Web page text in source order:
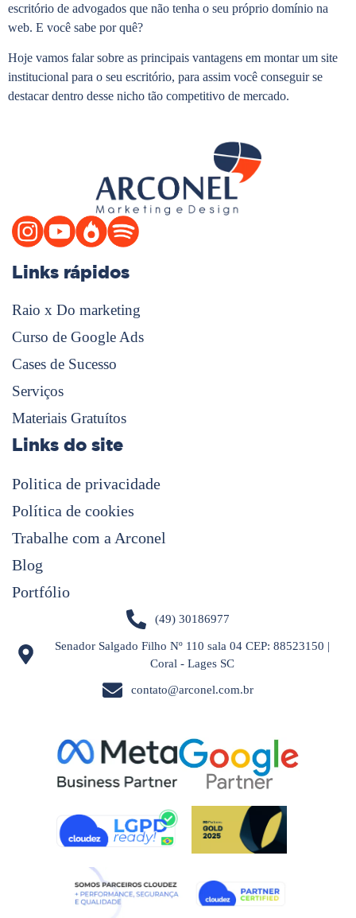
escritório de advogados que não tenha o seu próprio domínio na
web. E você sabe por quê?
Hoje vamos falar sobre as principais vantagens em montar um site
institucional para o seu escritório, para assim você conseguir se
destacar dentro desse nicho tão competitivo de mercado.
Links rápidos
Raio x Do marketing
Curso de Google Ads
Cases de Sucesso
Serviços
Materiais Gratuítos
Links do site
Politica de privacidade
Política de cookies
Trabalhe com a Arconel
Blog
Portfólio
(49) 30186977
Senador Salgado Filho Nº 110 sala 04 CEP: 88523150 |
Coral - Lages SC
contato@arconel.com.br